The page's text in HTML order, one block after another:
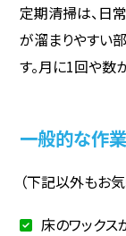
定期清掃は、日
が溜まりやすい
す。月に1回や数
一般的な作
（下記以外もお
床のワックス